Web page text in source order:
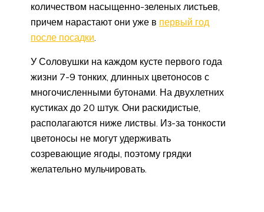
количеством насыщенно-зеленых листьев,
причем нарастают они уже в первый год
после посадки.
У Соловушки на каждом кусте первого года
жизни 7-9 тонких, длинных цветоносов с
многочисленными бутонами. На двухлетних
кустиках до 20 штук. Они раскидистые,
располагаются ниже листвы. Из-за тонкости
цветоносы не могут удерживать
созревающие ягоды, поэтому грядки
желательно мульчировать.